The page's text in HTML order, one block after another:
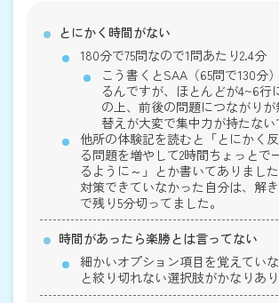
とにかく時間がない
180分で75問なので1問あたり2.4分
こう書くとSAA（65問で130分
るんですが、ほとんどが4~6行
の上、前後の問題につながりが
替えが大変で集中力が持たない
他所の体験記を読むと「とにかく
る問題を増やして2時間ちょっとで
るように～」とか書いてありまし
対策できていなかった自分は、解
で残り5分切ってました。
時間があったら楽勝とは言ってない
細かいオプション項目を覚えてい
と絞り切れない選択肢がかなりあり